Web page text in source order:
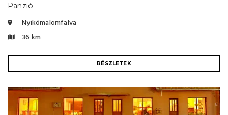
Panzió
Nyikómalomfalva
36 km
RÉSZLETEK